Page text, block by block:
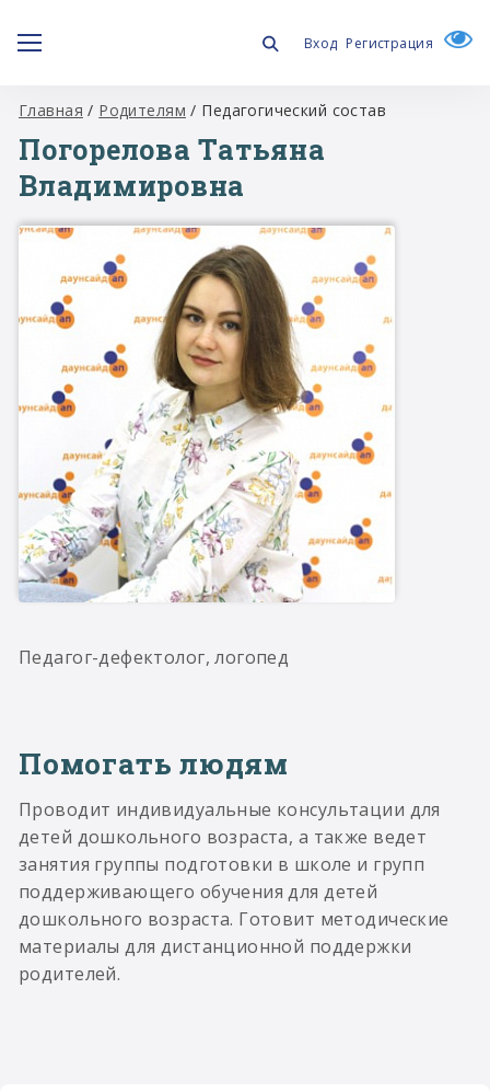
Вход Регистрация
Главная / Родителям / Педагогический состав
Погорелова Татьяна
Владимировна
Педагог-дефектолог, логопед
Помогать людям
Проводит индивидуальные консультации для
детей дошкольного возраста, а также ведет
занятия группы подготовки в школе и групп
поддерживающего обучения для детей
дошкольного возраста. Готовит методические
материалы для дистанционной поддержки
родителей.